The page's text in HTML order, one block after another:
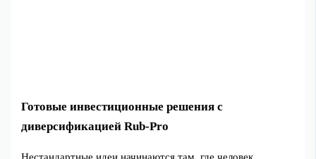
Готовые инвестиционные решения с
диверсификацией Rub-Pro